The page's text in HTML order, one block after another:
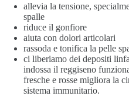
allevia la tensione,
spalle
riduce il gonfiore
aiuta con dolori articolari
rassoda e tonifica la pelle
ci liberiamo dei depositi
indossa il reggiseno
fresche e rosse migliora la
sistema immunitario.